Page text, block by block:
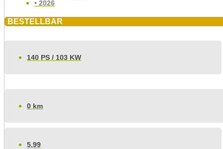
• 2026
BESTELLBAR
140 PS / 103 KW
0 km
5.99